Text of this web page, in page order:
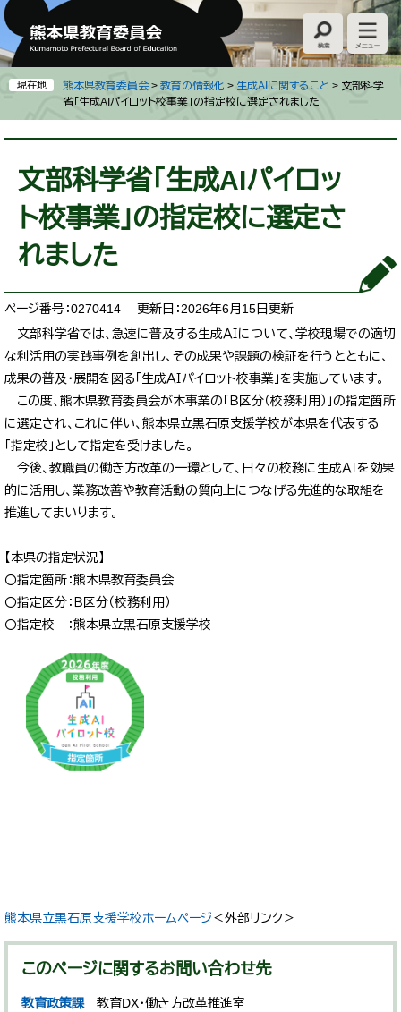
ペ
ー
ジ
の
先
で
す
メ
ニ
ュ
ー
を
ば
し
現在地 熊本県教育委員会 > 教育の情報化 > 生成AIに関すること > 文部科学
省「生成AIパイロット校事業」の指定校に選定されました
文部科学省「生成AIパイロッ
ト校事業」の指定校に選定さ
れました
ページ番号：0270414
更新日：2026年6月15日更新
文部科学省では、急速に普及する生成ＡＩについて、学校現場での適切
な利活用の実践事例を創出し、その成果や課題の検証を行うとともに、
成果の普及・展開を図る「生成ＡＩパイロット校事業」を実施しています。
この度、熊本県教育委員会が本事業の「Ｂ区分（校務利用）」の指定箇所
に選定され、これに伴い、熊本県立黒石原支援学校が本県を代表する
「指定校」として指定を受けました。
今後、教職員の働き方改革の一環として、日々の校務に生成ＡＩを効果
的に活用し、業務改善や教育活動の質向上につなげる先進的な取組を
推進してまいります。
【本県の指定状況】
〇指定箇所：熊本県教育委員会
〇指定区分：Ｂ区分（校務利用）
〇指定校 ：熊本県立黒石原支援学校
熊本県立黒石原支援学校ホームページ＜外部リンク＞
このページに関するお問い合わせ先
教育政策課
教育DX・働き方改革推進室